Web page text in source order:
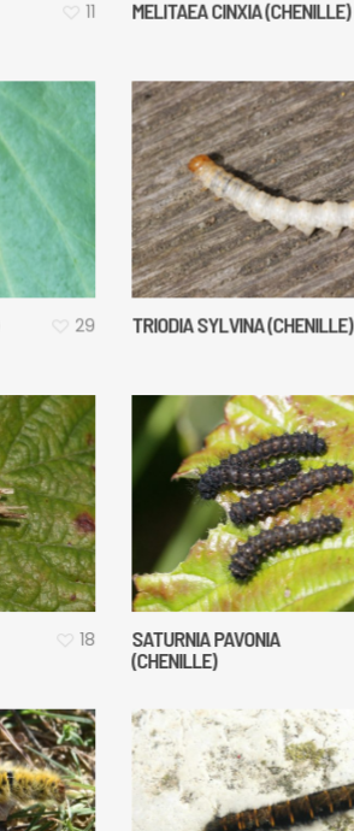
11 MELITAEA CINXIA (CHENILLE)
29 TRIODIA SYLVINA (CHENILLE)
18
SATURNIA PAVONIA
(CHENILLE)